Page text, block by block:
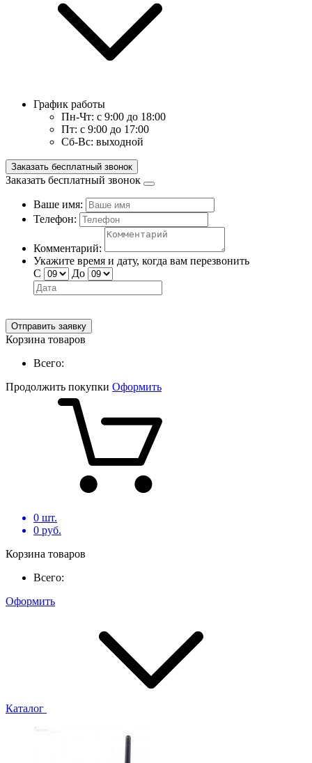
График работы
Пн-Чт: с 9:00 до 18:00
Пт: с 9:00 до 17:00
Сб-Вс: выходной
Заказать бесплатный звонок
Заказать бесплатный звонок
Ваше имя:
Телефон:
Комментарий:
Укажите время и дату, когда вам перезвонить
С
До
Отправить заявку
Корзина товаров
Всего:
Продолжить покупки Оформить
0 шт.
0 руб.
Корзина товаров
Всего:
Оформить
Каталог